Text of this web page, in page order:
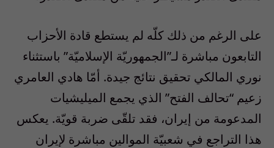
على الرغم من ذلك كلّه لم يستطع قادة الأحزاب
التابعون مباشرة لـ”الجمهوريّة الإسلاميّة” باستثناء
نوري المالكي تحقيق نتائج جيدة. أمّا هادي العامري
زعيم “تحالف الفتح” الذي يجمع الميليشيات
المدعومة من إيران، فقد تلقّى ضربة قويّة. يعكس
هذا التراجع في شعبيّة الموالين مباشرة لإيران